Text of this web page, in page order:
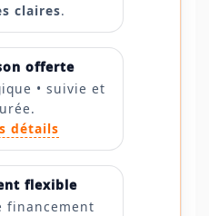
claires.
offerte
• suivie et
détails
flexible
financement